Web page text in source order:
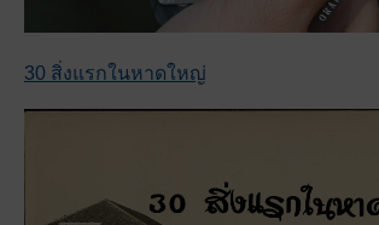
30 สิ่งแรกในหาดใหญ่